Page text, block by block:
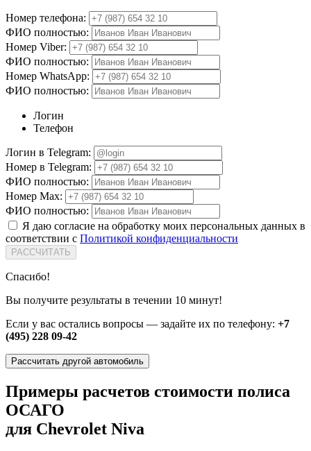
Номер телефона:
ФИО полностью:
Номер Viber:
ФИО полностью:
Номер WhatsApp:
ФИО полностью:
Логин
Телефон
Логин в Telegram:
Номер в Telegram:
ФИО полностью:
Номер Max:
ФИО полностью:
Я даю согласие на обработку моих персональных данных в
соответствии с Политикой конфиденциальности
РАССЧИТАТЬ
Спасибо!
Вы получите результаты в течении 10 минут!
Если у вас остались вопросы — задайте их по телефону: +7
(495) 228 09-42
Рассчитать другой автомобиль
Примеры расчетов стоимости полиса
ОСАГО
для Chevrolet Niva